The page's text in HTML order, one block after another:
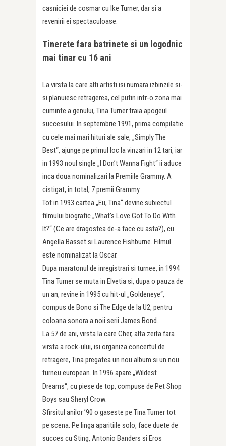
casniciei de cosmar cu Ike Turner, dar si a
revenirii ei spectaculoase.
Tinerete fara batrinete si un logodnic
mai tinar cu 16 ani
La virsta la care alti artisti isi numara izbinzile si-
si planuiesc retragerea, cel putin intr-o zona mai
cuminte a genului, Tina Turner traia apogeul
succesului. In septembrie 1991, prima compilatie
cu cele mai mari hituri ale sale, „Simply The
Best“, ajunge pe primul loc la vinzari in 12 tari, iar
in 1993 noul single „I Don’t Wanna Fight“ ii aduce
inca doua nominalizari la Premiile Grammy. A
cistigat, in total, 7 premii Grammy.
Tot in 1993 cartea „Eu, Tina“ devine subiectul
filmului biografic „What’s Love Got To Do With
It?“ (Ce are dragostea de-a face cu asta?), cu
Angella Basset si Laurence Fishburne. Filmul
este nominalizat la Oscar.
Dupa maratonul de inregistrari si turnee, in 1994
Tina Turner se muta in Elvetia si, dupa o pauza de
un an, revine in 1995 cu hit-ul „Goldeneye“,
compus de Bono si The Edge de la U2, pentru
coloana sonora a noii serii James Bond.
La 57 de ani, virsta la care Cher, alta zeita fara
virsta a rock-ului, isi organiza concertul de
retragere, Tina pregatea un nou album si un nou
turneu european. In 1996 apare „Wildest
Dreams“, cu piese de top, compuse de Pet Shop
Boys sau Sheryl Crow.
Sfirsitul anilor ’90 o gaseste pe Tina Turner tot
pe scena. Pe linga aparitiile solo, face duete de
succes cu Sting, Antonio Banders si Eros